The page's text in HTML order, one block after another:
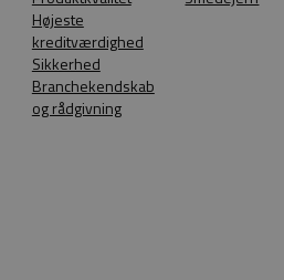
Højeste
kreditværdighed
Sikkerhed
Branchekendskab
og rådgivning